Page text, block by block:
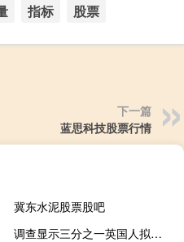
指标 股票
下一篇
蓝思科技股票行情
冀东水泥股票股吧
调查显示三分之一英国人拟削减圣诞节支出